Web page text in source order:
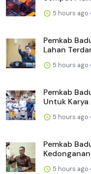
5 hours ago
Pemkab
Lahan
5 hours ago
Pemkab
Untuk Karya
5 hours ago
Pemkab
5 hours ago